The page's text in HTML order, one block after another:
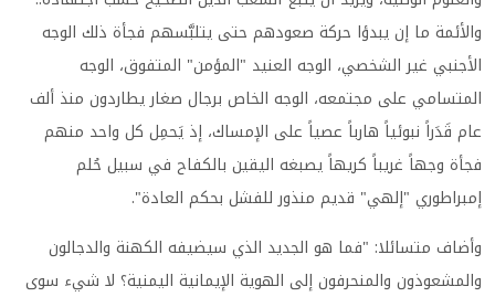
والأئمة ما إن يبدؤا حركة صعودهم حتى يتلبَّسهم فجأة ذلك الوجه
الأجنبي غير الشخصي، الوجه العنيد "المؤمن" المتفوق، الوجه
المتسامي على مجتمعه، الوجه الخاص برجال صغار يطاردون منذ ألف
عام قَدَراً نبوئياً هارباً عصياً على الإمساك، إذ يَحمِل كل واحد منهم
فجأة وجهاً غريباً كريهاً يصبغه اليقين بالكفاح في سبيل حُلم
إمبراطوري "إلهي" قديم منذور للفشل بحكم العادة".
وأضاف متسائلا: "فما هو الجديد الذي سيضيفه الكهنة والدجالون
والمشعوذون والمنحرفون إلى الهوية الإيمانية اليمنية؟ لا شيء سوى